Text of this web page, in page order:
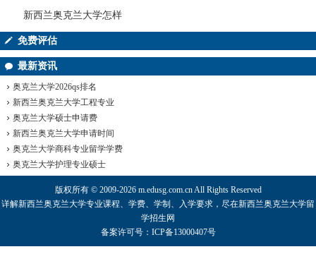
新西兰奥克兰大学怎样
免费评估
最新资讯
奥克兰大学2026qs排名
新西兰奥克兰大学工程专业
奥克兰大学硕士申请费
新西兰奥克兰大学申请时间
奥克兰大学商科专业留学学费
奥克兰大学护理专业硕士
版权所有 © 2009-2026 m.edusg.com.cn All Rights Reserved
详解新西兰奥克兰大学专业课程、学费、学制、入学要求，尽在新西兰奥克兰大学留
学招生网
备案许可号：ICP备13000407号